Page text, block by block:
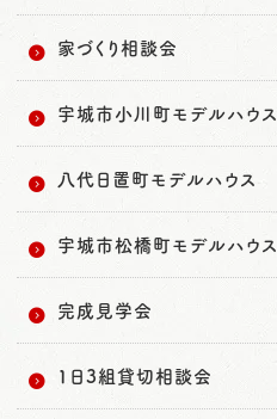
家づくり相談会
宇城市小川町モデルハウス
八代日置町モデルハウス
宇城市松橋町モデルハウス
完成見学会
1日3組貸切相談会